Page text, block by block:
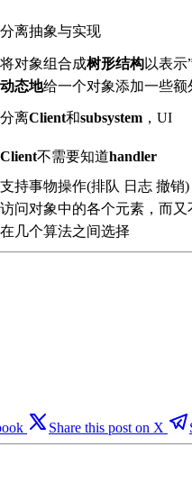
分离抽象与实现
将对象组合成树形结构以表示
动态地给一个对象添加一些额
分离Client和subsystem ，UI
Client不需要知道handler
支持事物操作(排队 日志 撤销)
访问对象中的各个元素，而
在几个算法之间选择
Share this post on X